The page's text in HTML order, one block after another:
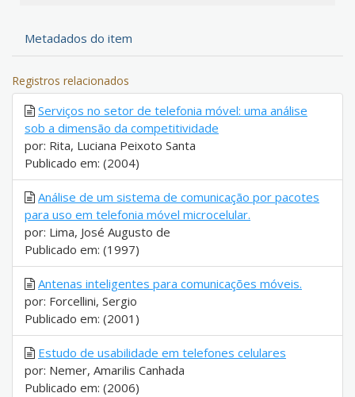
Metadados do item
Registros relacionados
Serviços no setor de telefonia móvel: uma análise
sob a dimensão da competitividade
por: Rita, Luciana Peixoto Santa
Publicado em: (2004)
Análise de um sistema de comunicação por pacotes
para uso em telefonia móvel microcelular.
por: Lima, José Augusto de
Publicado em: (1997)
Antenas inteligentes para comunicações móveis.
por: Forcellini, Sergio
Publicado em: (2001)
Estudo de usabilidade em telefones celulares
por: Nemer, Amarilis Canhada
Publicado em: (2006)